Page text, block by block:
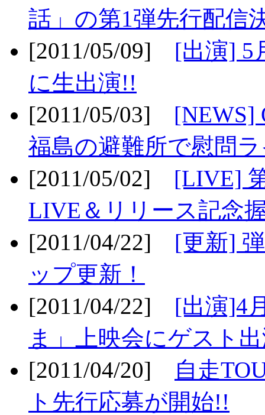
話」の第1弾先行配信
[2011/05/09] [出演] 5
に生出演!!
[2011/05/03] [NEWS]
福島の避難所で慰問
[2011/05/02] [LIVE]
LIVE＆リリース記念
[2011/04/22] [更新]
ップ更新！
[2011/04/22] [出演]4
ま」上映会にゲスト
[2011/04/20]
自走
ト先行応募が開始!!